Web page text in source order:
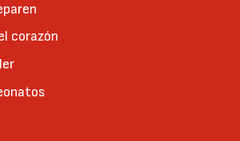
corazón